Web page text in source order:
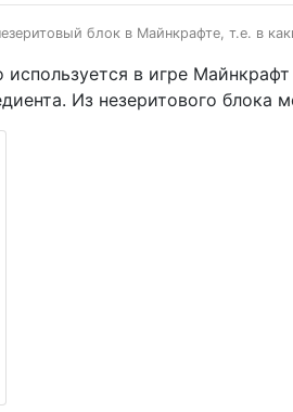
блок в Майнкрафте, т.е. в
в игре
Из незеритового блока